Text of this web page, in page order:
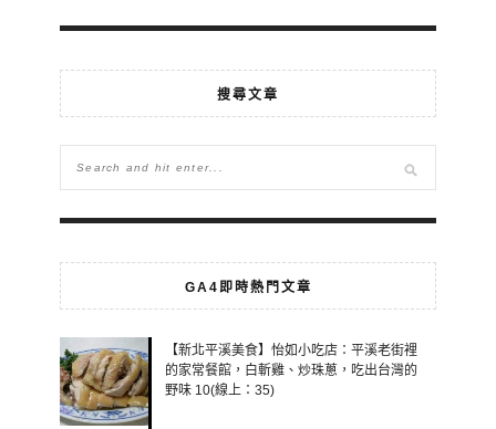
搜尋文章
GA4即時熱門文章
【新北平溪美食】怡如小吃店：平溪老街裡
的家常餐館，白斬雞、炒珠蔥，吃出台灣的
野味 10(線上：35)